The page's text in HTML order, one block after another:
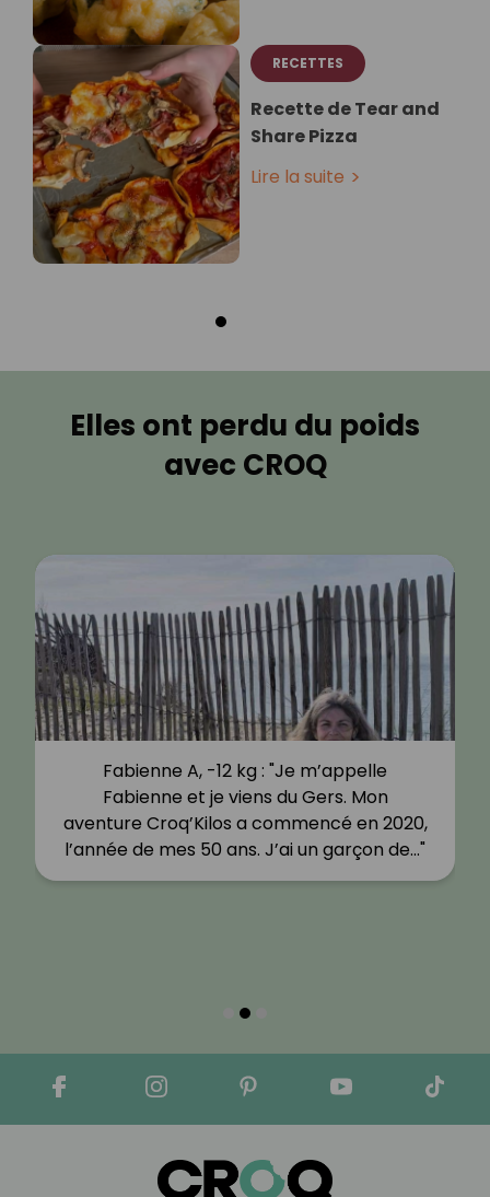
RECETTES
Recette de Tear and
Share Pizza
Lire la suite
Elles ont perdu du poids
avec CROQ
Fabienne A, -12 kg : "Je m’appelle
Fabienne et je viens du Gers. Mon
aventure Croq’Kilos a commencé en 2020,
l’année de mes 50 ans. J’ai un garçon de…"